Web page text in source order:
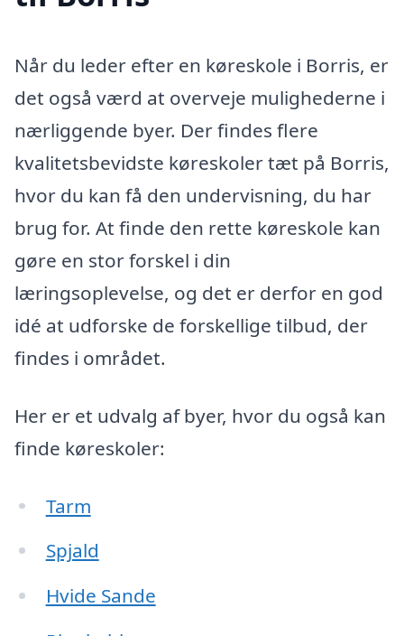
Når du leder efter en køreskole i Borris, er
det også værd at overveje mulighederne i
nærliggende byer. Der findes flere
kvalitetsbevidste køreskoler tæt på Borris,
hvor du kan få den undervisning, du har
brug for. At finde den rette køreskole kan
gøre en stor forskel i din
læringsoplevelse, og det er derfor en god
idé at udforske de forskellige tilbud, der
findes i området.
Her er et udvalg af byer, hvor du også kan
finde køreskoler:
Tarm
Spjald
Hvide Sande